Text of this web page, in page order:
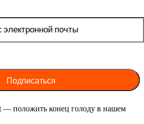
— положить конец голоду в нашем